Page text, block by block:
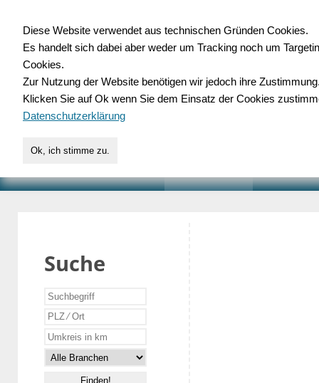
für Handwerk,
Suche
Diese Website verwendet aus technischen Gründen Cookies.
Es handelt sich dabei aber weder um Tracking noch um
Cookies.
Zur Nutzung der Website benötigen wir jedoch ihre
Klicken Sie auf Ok wenn Sie dem Einsatz der Cookies
Datenschutzerklärung
Ok, ich stimme zu.